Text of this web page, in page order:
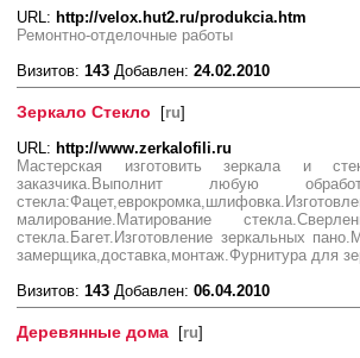
URL: http://velox.hut2.ru/produkcia.htm
Ремонтно-отделочные работы
Визитов: 143 Добавлен: 24.02.2010
Зеркало Стекло [ru]
URL: http://www.zerkalofili.ru
Мастерская изготовить зеркала и
заказчика.Выполнит любую
малирование.Матирование
стекла.Багет.Изготовление зеркальных
замерщика,доставка,монтаж.Фурнитура для
Визитов: 143 Добавлен: 06.04.2010
Деревянные дома [ru]